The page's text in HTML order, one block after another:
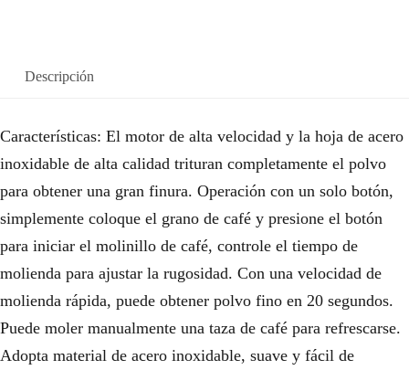
Descripción
Características: El motor de alta velocidad y la hoja de acero
inoxidable de alta calidad trituran completamente el polvo
para obtener una gran finura. Operación con un solo botón,
simplemente coloque el grano de café y presione el botón
para iniciar el molinillo de café, controle el tiempo de
molienda para ajustar la rugosidad. Con una velocidad de
molienda rápida, puede obtener polvo fino en 20 segundos.
Puede moler manualmente una taza de café para refrescarse.
Adopta material de acero inoxidable, suave y fácil de